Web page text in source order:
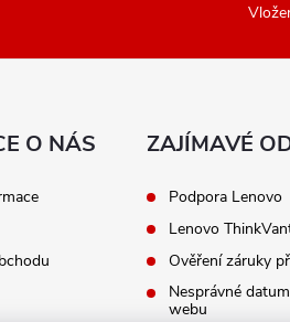
O NÁS ZAJÍMAVÉ
Podpora Lenovo
Lenovo
Ověření záruky
Nesprávné
webu